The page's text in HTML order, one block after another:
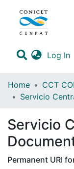
Log In
Home
CCT
Servicio
Permanent URI